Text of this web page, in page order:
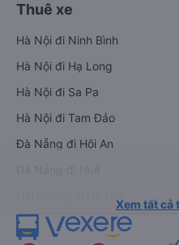
Thuê xe
Hà Nội đi Ninh Bình
Hà Nội đi Hạ Long
Hà Nội đi Sa Pa
Hà Nội đi Tam Đảo
Đà Nẵng đi Hội An
Xem tất cả